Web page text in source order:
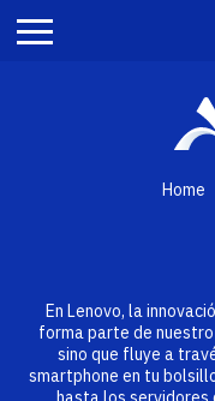
Home
En Lenovo, la
forma parte de nuestro
sino que fluye a
smartphone en tu